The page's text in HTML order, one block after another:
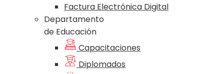
Factura Electrónica Digital
Departamento
de Educación
Capacitaciones
Diplomados